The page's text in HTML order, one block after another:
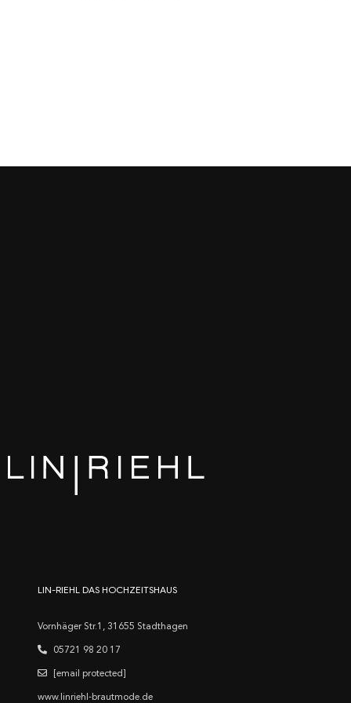
LIN-RIEHL DAS HOCHZEITSHAUS
Vornhäger Str.1, 31655 Stadthagen
05721 98 20 17
[email protected]
www.linriehl-brautmode.de